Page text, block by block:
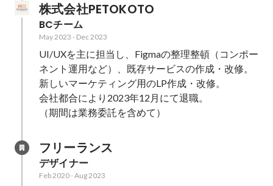
株式会社PETOKOTO
BCチーム
May 2023 - Dec 2023
UI/UXを主に担当し、Figmaの整理整頓（コンポー
ネント運用など）、既存サービスの作成・改修。
新しいマーケティング用のLP作成・改修。
会社都合により2023年12月にて退職。
（期間は業務委託を含めて）
フリーランス
デザイナー
Feb 2020-Aug 2023